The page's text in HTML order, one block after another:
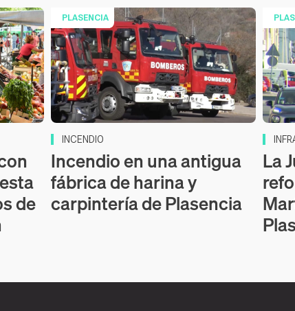
de
PLASENCIA
INCENDIO
Incendio en una antigua
fábrica de harina y
carpintería de Plasencia
La